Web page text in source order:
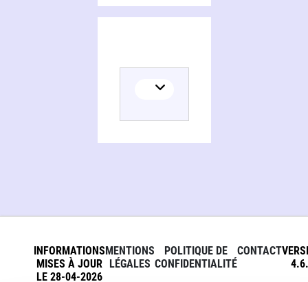
INFORMATIONS
MISES À JOUR
LE 28-04-2026
MENTIONS
LÉGALES
POLITIQUE DE
CONFIDENTIALITÉ
CONTACT